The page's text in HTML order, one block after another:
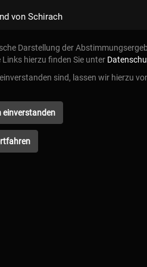
von Schirach
Darstellung der
hierzu finden Sie unter
sind, lassen wir hierzu
einverstanden